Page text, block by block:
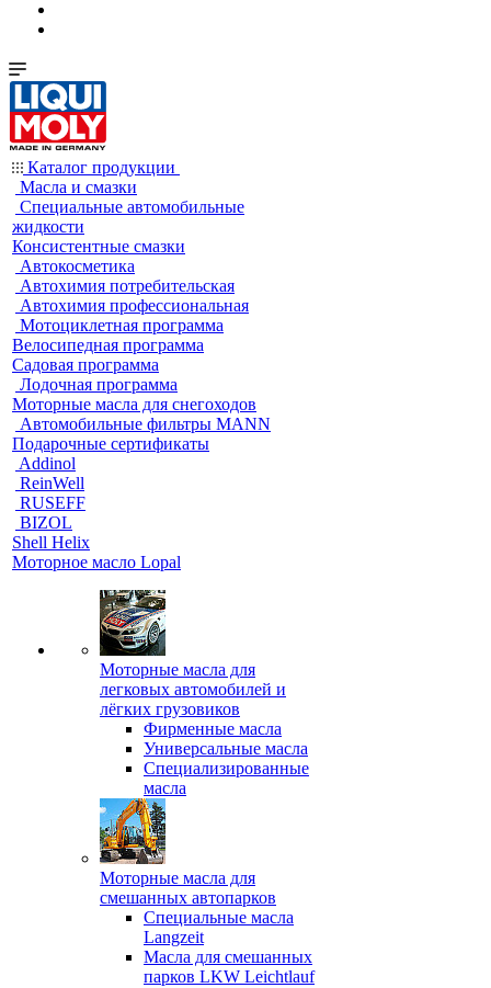
Каталог продукции
Масла и смазки
Специальные автомобильные
жидкости
Консистентные смазки
Автокосметика
Автохимия потребительская
Автохимия профессиональная
Мотоциклетная программа
Велосипедная программа
Садовая программа
Лодочная программа
Моторные масла для снегоходов
Автомобильные фильтры MANN
Подарочные сертификаты
Addinol
ReinWell
RUSEFF
BIZOL
Shell Helix
Моторное масло Lopal
Моторные масла для
легковых автомобилей и
лёгких грузовиков
Фирменные масла
Универсальные масла
Специализированные
масла
Моторные масла для
смешанных автопарков
Специальные масла
Langzeit
Масла для смешанных
парков LKW Leichtlauf